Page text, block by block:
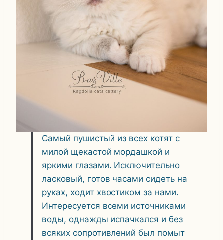
Самый пушистый из всех котят с
милой щекастой мордашкой и
яркими глазами. Исключительно
ласковый, готов часами сидеть на
руках, ходит хвостиком за нами.
Интересуется всеми источниками
воды, однажды испачкался и без
всяких сопротивлений был помыт